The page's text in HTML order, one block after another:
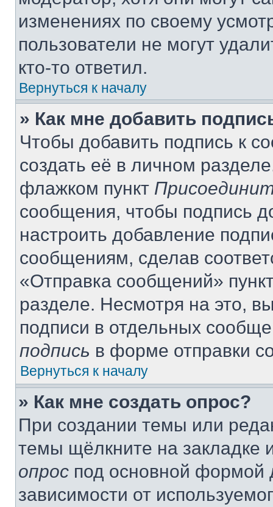
изменениях по своему
пользователи не могут
кто-то ответил.
Вернуться к началу
» Как мне добавить
Чтобы добавить подпись к
создать её в личном
флажком пункт
сообщения, чтобы подпись
настроить добавление
сообщениям, сделав
«Отправка сообщений»
разделе. Несмотря на это,
подписи в отдельных
подпись в форме отправки
Вернуться к началу
» Как мне создать опрос?
При создании темы или
темы щёлкните на
опрос под основной формой
зависимости от